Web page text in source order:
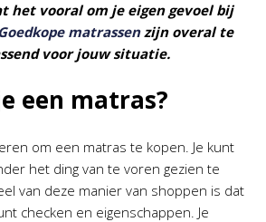
het vooral om je eigen gevoel bij
Goedkope matrassenzijn overal te
voor jouw situatie.
een matras?
om een matras te kopen. Je kunt
het ding van te voren gezien te
van deze manier van shoppen is dat
checken en eigenschappen. Je